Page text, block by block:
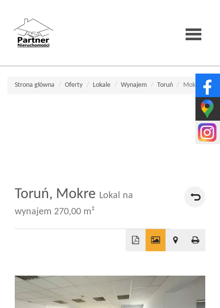
Strona
główna
Wizyty
Kontakt
Strona główna Oferty Lokale Wynajem Toruń Mokre
Toruń, Mokre Lokal na
wynajem 270,00 m²
−